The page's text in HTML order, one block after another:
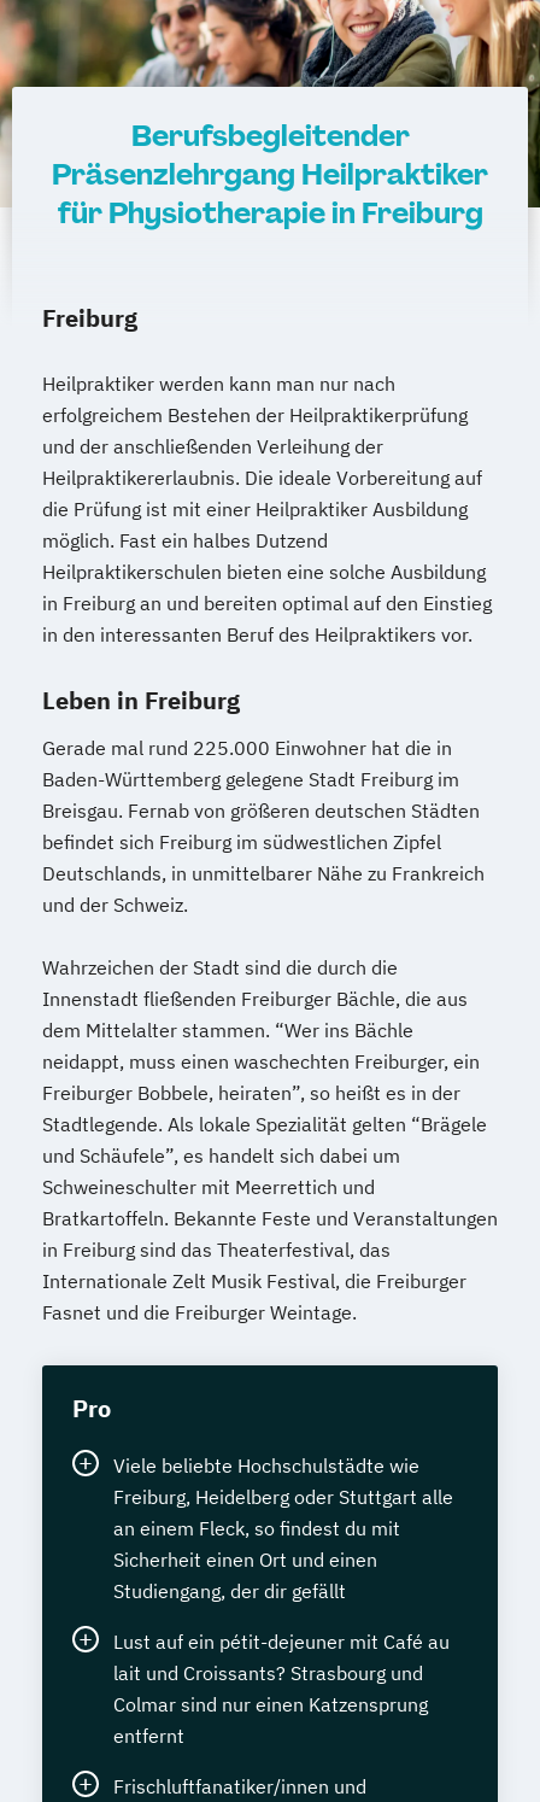
Berufsbegleitender
Präsenzlehrgang Heilpraktiker
für Physiotherapie in Freiburg
Freiburg
Heilpraktiker werden kann man nur nach
erfolgreichem Bestehen der Heilpraktikerprüfung
und der anschließenden Verleihung der
Heilpraktikererlaubnis. Die ideale Vorbereitung auf
die Prüfung ist mit einer Heilpraktiker Ausbildung
möglich. Fast ein halbes Dutzend
Heilpraktikerschulen bieten eine solche Ausbildung
in Freiburg an und bereiten optimal auf den Einstieg
in den interessanten Beruf des Heilpraktikers vor.
Leben in Freiburg
Gerade mal rund 225.000 Einwohner hat die in
Baden-Württemberg gelegene Stadt Freiburg im
Breisgau. Fernab von größeren deutschen Städten
befindet sich Freiburg im südwestlichen Zipfel
Deutschlands, in unmittelbarer Nähe zu Frankreich
und der Schweiz.
Wahrzeichen der Stadt sind die durch die
Innenstadt fließenden Freiburger Bächle, die aus
dem Mittelalter stammen. “Wer ins Bächle
neidappt, muss einen waschechten Freiburger, ein
Freiburger Bobbele, heiraten”, so heißt es in der
Stadtlegende. Als lokale Spezialität gelten “Brägele
und Schäufele”, es handelt sich dabei um
Schweineschulter mit Meerrettich und
Bratkartoffeln. Bekannte Feste und Veranstaltungen
in Freiburg sind das Theaterfestival, das
Internationale Zelt Musik Festival, die Freiburger
Fasnet und die Freiburger Weintage.
Pro
Viele beliebte Hochschulstädte wie
Freiburg, Heidelberg oder Stuttgart alle
an einem Fleck, so findest du mit
Sicherheit einen Ort und einen
Studiengang, der dir gefällt
Lust auf ein pétit-dejeuner mit Café au
lait und Croissants? Strasbourg und
Colmar sind nur einen Katzensprung
entfernt
Frischluftfanatiker/innen und